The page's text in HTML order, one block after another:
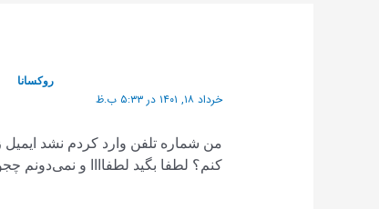
روکسانا
خرداد ۱۸, ۱۴۰۱ در ۵:۳۳ ب.ظ
من شماره تلفن وارد کردم نشد ایمیل
کنم؟ لطفا بگید لطفاااا و نمی‌دونم